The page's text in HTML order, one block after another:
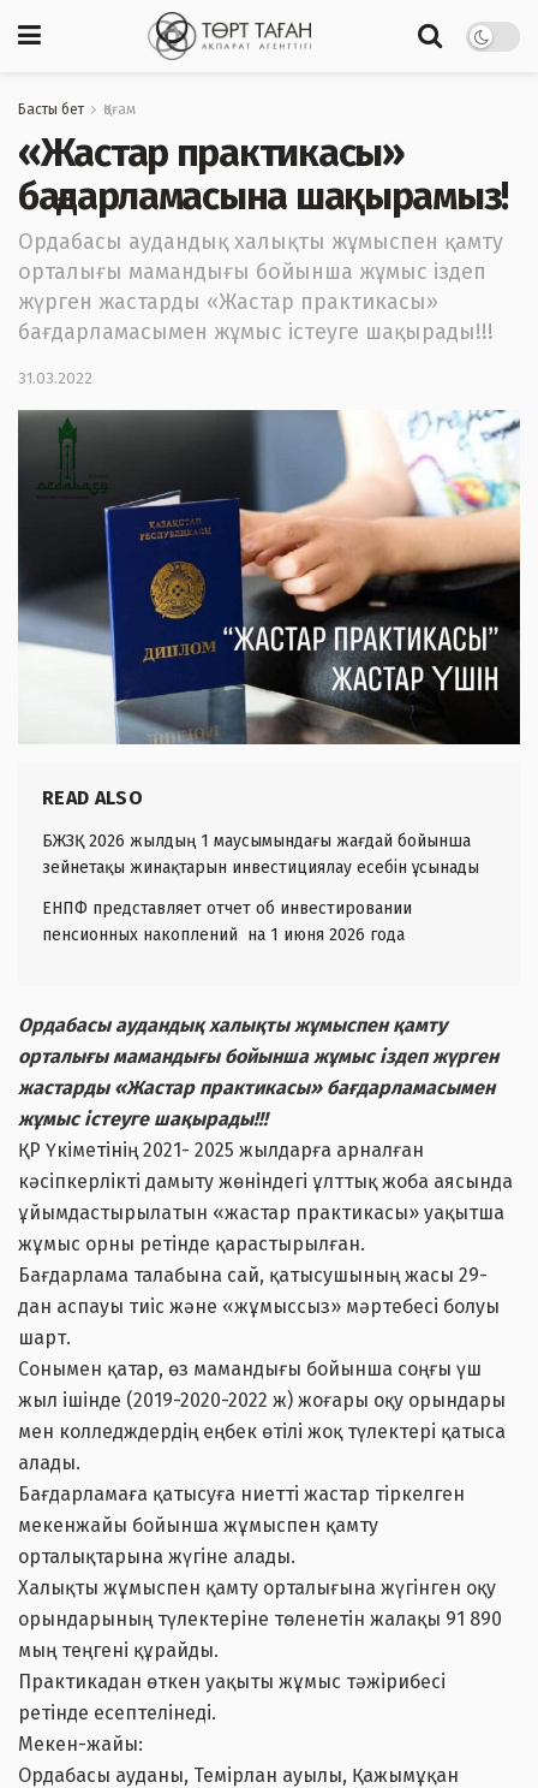
Басты бет Қоғам
«Жастар практикасы»
бағдарламасына шақырамыз!
Ордабасы аудандық халықты жұмыспен қамту
орталығы мамандығы бойынша жұмыс іздеп
жүрген жастарды «Жастар практикасы»
бағдарламасымен жұмыс істеуге шақырады!!!
31.03.2022
READ ALSO
БЖЗҚ 2026 жылдың 1 маусымындағы жағдай бойынша
зейнетақы жинақтарын инвестициялау есебін ұсынады
ЕНПФ представляет отчет об инвестировании
пенсионных накоплений на 1 июня 2026 года
Ордабасы аудандық халықты жұмыспен қамту
орталығы мамандығы бойынша жұмыс іздеп жүрген
жастарды «Жастар практикасы» бағдарламасымен
жұмыс істеуге шақырады!!!
ҚР Үкіметінің 2021- 2025 жылдарға арналған
кәсіпкерлікті дамыту жөніндегі ұлттық жоба аясында
ұйымдастырылатын «жастар практикасы» уақытша
жұмыс орны ретінде қарастырылған.
Бағдарлама талабына сай, қатысушының жасы 29-
дан аспауы тиіс және «жұмыссыз» мәртебесі болуы
шарт.
Сонымен қатар, өз мамандығы бойынша соңғы үш
жыл ішінде (2019-2020-2022 ж) жоғары оқу орындары
мен колледждердің еңбек өтілі жоқ түлектері қатыса
алады.
Бағдарламаға қатысуға ниетті жастар тіркелген
мекенжайы бойынша жұмыспен қамту
орталықтарына жүгіне алады.
Халықты жұмыспен қамту орталығына жүгінген оқу
орындарының түлектеріне төленетін жалақы 91 890
мың теңгені құрайды.
Практикадан өткен уақыты жұмыс тәжірибесі
ретінде есептелінеді.
Мекен-жайы:
Ордабасы ауданы, Темірлан ауылы, Қажымұқан